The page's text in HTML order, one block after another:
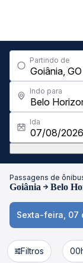
Partindo de
Indo para
Ida
Passagens de
Goiânia Belo
Sexta-feira, 07
Filtros